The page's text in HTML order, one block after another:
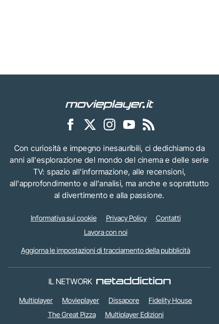
Con curiosità e impegno inesauribili, ci dedichiamo da
anni all'esplorazione del mondo del cinema e delle serie
TV: spazio all'informazione, alle recensioni,
all'approfondimento e all'analisi, ma anche e soprattutto
al divertimento e alla passione.
Informativa sui cookie Privacy Policy
Contatti
Lavora con noi
Aggiorna le impostazioni di tracciamento della pubblicità
IL NETWORK
Multiplayer Movieplayer Dissapore
Fidelity House
The Great Pizza
Multiplayer Edizioni